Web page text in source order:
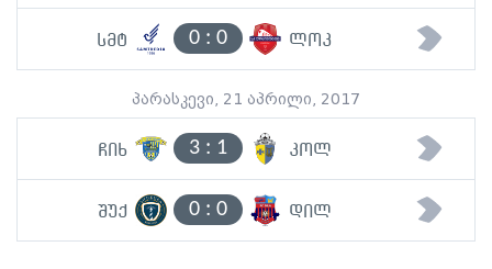
სმტ 0: 0 ლოკ
პარასკევი, 21 აპრილი, 2017
ჩიხ 3: 1 კოლ
შუქ 0: 0 დილ